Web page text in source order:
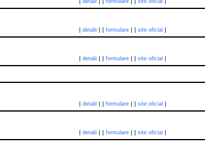
detalii formulare site oficial
| detalii| | formulare| | site oficial|
| detalii| | formulare| | site oficial|
| detalii| | formulare| | site oficial|
| detalii| | formulare| | site oficial|